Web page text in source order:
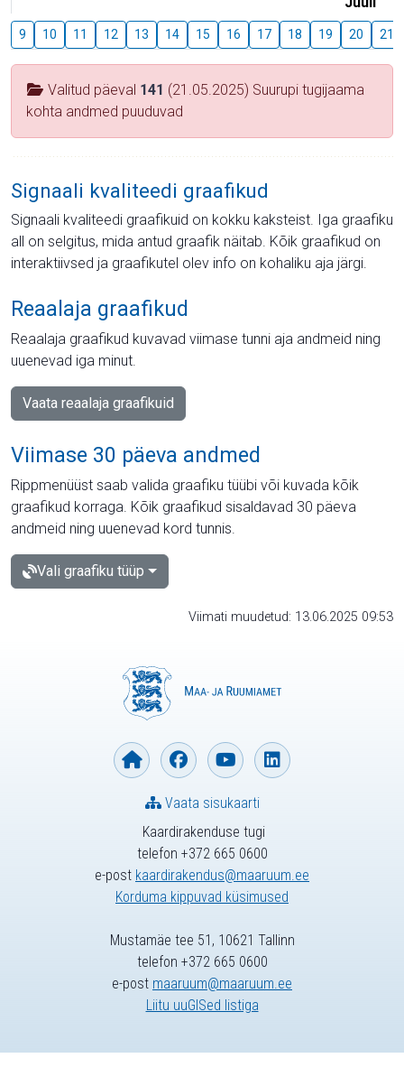
9 10 11 12 13 14 15 16 17 18 19 20 21
Valitud päeval 141 (21.05.2025) Suurupi tugijaama
kohta andmed puuduvad
Signaali kvaliteedi graafikud
Signaali kvaliteedi graafikuid on kokku kaksteist. Iga graafiku
all on selgitus, mida antud graafik näitab. Kõik graafikud on
interaktiivsed ja graafikutel olev info on kohaliku aja järgi.
Reaalaja graafikud
Reaalaja graafikud kuvavad viimase tunni aja andmeid ning
uuenevad iga minut.
Vaata reaalaja graafikuid
Viimase 30 päeva andmed
Rippmenüüst saab valida graafiku tüübi või kuvada kõik
graafikud korraga. Kõik graafikud sisaldavad 30 päeva
andmeid ning uuenevad kord tunnis.
Vali graafiku tüüp
Viimati muudetud: 13.06.2025 09:53
Kaardirakenduse tugi
telefon +372 665 0600
e-post kaardirakendus@maaruum.ee
Korduma kippuvad küsimused
Vaata sisukaarti
Mustamäe tee 51, 10621 Tallinn
telefon +372 665 0600
e-post maaruum@maaruum.ee
Liitu uuGISed listiga